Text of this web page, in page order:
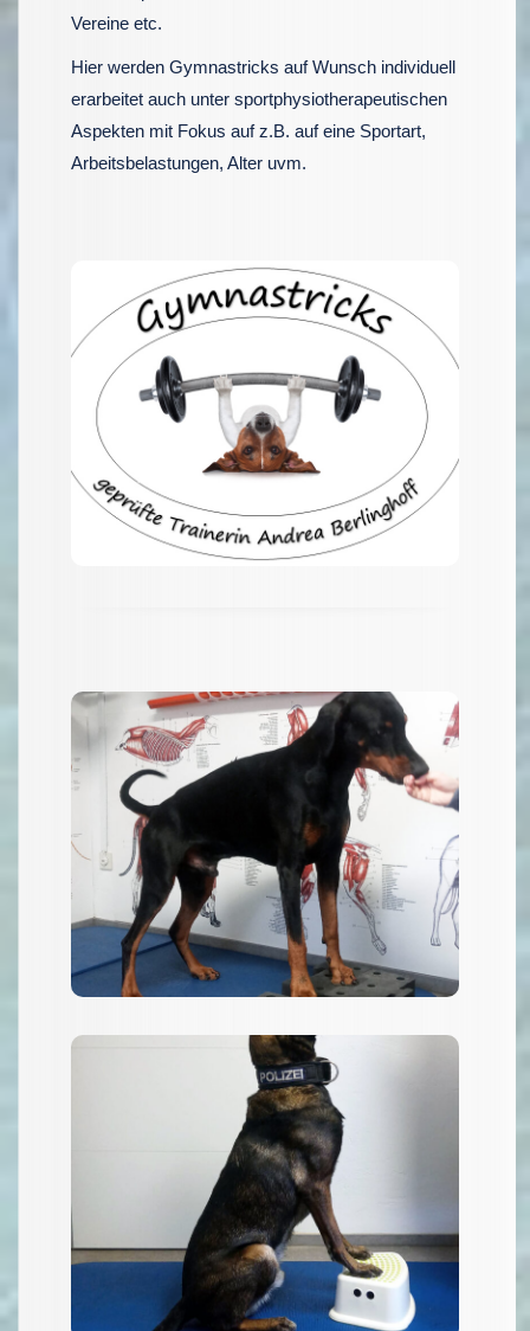
Vereine etc.
Hier werden Gymnastricks auf Wunsch individuell
erarbeitet auch unter sportphysiotherapeutischen
Aspekten mit Fokus auf z.B. auf eine Sportart,
Arbeitsbelastungen, Alter uvm.
Seit 2021 ist Andrea
Berlinghoff geprüfte
Gymnastrickstrainerin®
Basisübungen über
Targettraining
Training von
Grundpositionen